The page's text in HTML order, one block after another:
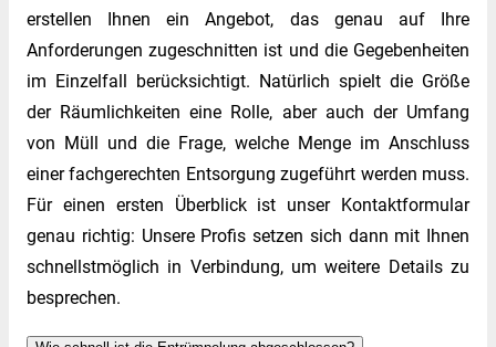
erstellen Ihnen ein Angebot, das genau auf Ihre
Anforderungen zugeschnitten ist und die Gegebenheiten
im Einzelfall berücksichtigt. Natürlich spielt die Größe
der Räumlichkeiten eine Rolle, aber auch der Umfang
von Müll und die Frage, welche Menge im Anschluss
einer fachgerechten Entsorgung zugeführt werden muss.
Für einen ersten Überblick ist unser Kontaktformular
genau richtig: Unsere Profis setzen sich dann mit Ihnen
schnellstmöglich in Verbindung, um weitere Details zu
besprechen.